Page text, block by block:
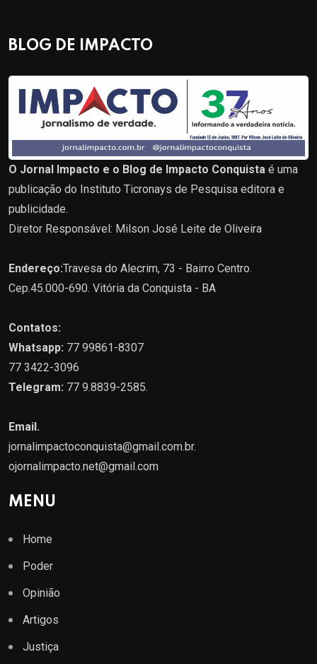
BLOG DE IMPACTO
O Jornal Impacto e o Blog de Impacto Conquista é uma
publicação do Instituto Ticronays de Pesquisa editora e
publicidade.
Diretor Responsável: Milson José Leite de Oliveira
Endereço:Travesa do Alecrim, 73 - Bairro Centro.
Cep.45.000-690. Vitória da Conquista - BA
Contatos:
Whatsapp: 77 99861-8307
77 3422-3096
Telegram: 77 9.8839-2585.
Email.
jornalimpactoconquista@gmail.com.br.
ojornalimpacto.net@gmail.com
MENU
Home
Poder
Opinião
Artigos
Justiça